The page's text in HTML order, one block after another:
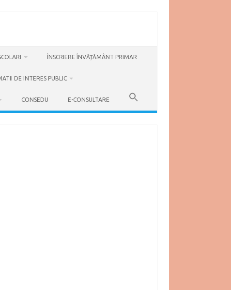
ÎNSCRIERE ÎNVĂȚĂMÂNT PRIMAR
DE INTERES PUBLIC
CONSEDU E-CONSULTARE